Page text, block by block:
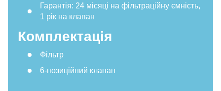
Гарантія: 24 місяці на фільтраційну ємність,
1 рік на клапан
Комплектація
Фільтр
6-позиційний клапан